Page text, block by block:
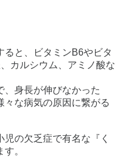
と、ビタミンB6やビタ
カルシウム、アミノ酸な
、身長が伸びなかった
々な病気の原因に繋がる
の欠乏症で有名な『く
。